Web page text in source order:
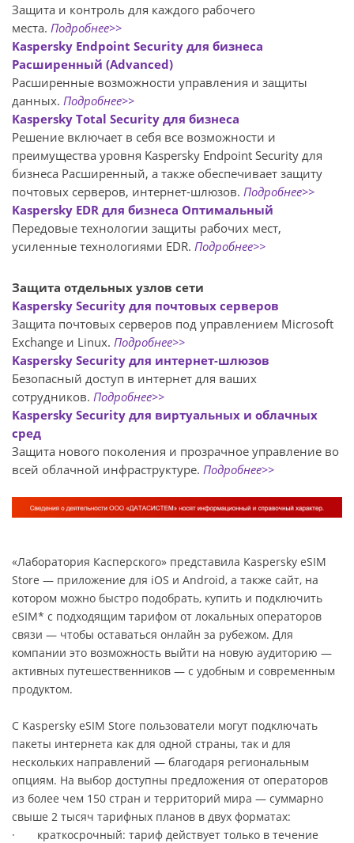
Защита и контроль для каждого рабочего
места. Подробнее>>
Kaspersky Endpoint Security для бизнеса
Расширенный (Advanced)
Расширенные возможности управления и защиты
данных. Подробнее>>
Kaspersky Total Security для бизнеса
Решение включает в себя все возможности и
преимущества уровня Kaspersky Endpoint Security для
бизнеса Расширенный, а также обеспечивает защиту
почтовых серверов, интернет-шлюзов. Подробнее>>
Kaspersky EDR для бизнеса Оптимальный
Передовые технологии защиты рабочих мест,
усиленные технологиями EDR. Подробнее>>
Защита отдельных узлов сети
Kaspersky Security для почтовых серверов
Защита почтовых серверов под управлением Microsoft
Exchange и Linux. Подробнее>>
Kaspersky Security для интернет-шлюзов
Безопасный доступ в интернет для ваших
сотрудников. Подробнее>>
Kaspersky Security для виртуальных и облачных
сред
Защита нового поколения и прозрачное управление во
всей облачной инфраструктуре. Подробнее>>
«Лаборатория Касперского» представила Kaspersky eSIM
Store — приложение для iOS и Android, а также сайт, на
котором можно быстро подобрать, купить и подключить
eSIM* с подходящим тарифом от локальных операторов
связи — чтобы оставаться онлайн за рубежом. Для
компании это возможность выйти на новую аудиторию —
активных путешественников — с удобным и современным
продуктом.
С Kaspersky eSIM Store пользователи могут подключать
пакеты интернета как для одной страны, так и для
нескольких направлений — благодаря региональным
опциям. На выбор доступны предложения от операторов
из более чем 150 стран и территорий мира — суммарно
свыше 2 тысяч тарифных планов в двух форматах:
· краткосрочный: тариф действует только в течение